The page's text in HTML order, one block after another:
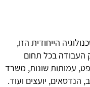
הייחודית הזו,
העבודה בכל תחום
עמותות שונות, משרד
הנדסאים, יועצים ועוד.